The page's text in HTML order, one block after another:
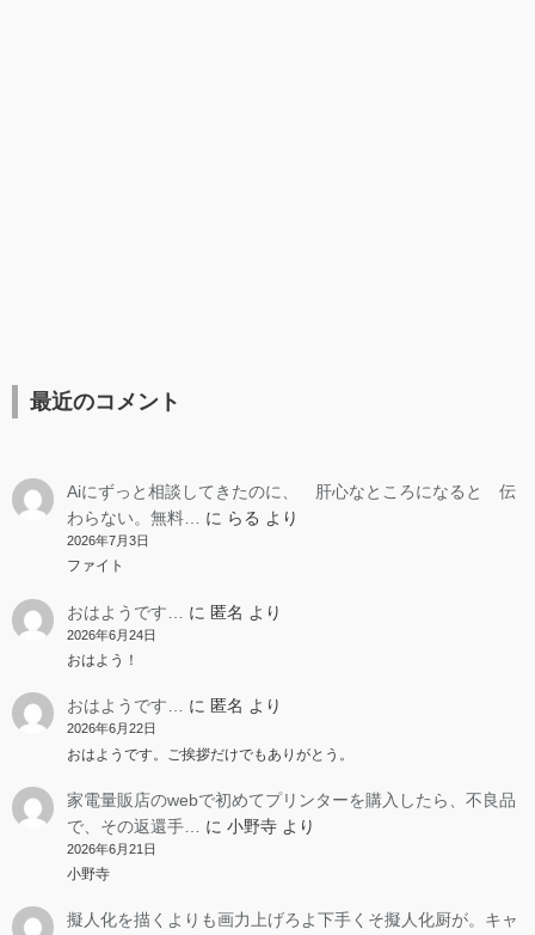
最近のコメント
Aiにずっと相談してきたのに、 肝心なところになると 伝
わらない。無料…
に らる より
2026年7月3日
ファイト
おはようです… に 匿名 より
2026年6月24日
おはよう！
おはようです… に 匿名 より
2026年6月22日
おはようです。ご挨拶だけでもありがとう。
家電量販店のwebで初めてプリンターを購入したら、不良品
で、その返還手…
に 小野寺より
2026年6月21日
小野寺
擬人化を描くよりも画力上げろよ下手くそ擬人化厨が。キャ